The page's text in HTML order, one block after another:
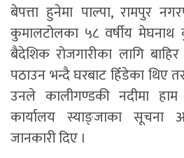
बेपत्ता हुनेमा पाल्पा, रामपुर
कुमालटोलका ५८ वर्षीय
बैदेशिक रोजगारीका लागि
पठाउन भन्दै घरबाट हिँडेका थिए तर
उनले कालीगण्डकी नदीमा हाम
कार्यालय स्याङ्जाका सूचना
जानकारी दिए ।